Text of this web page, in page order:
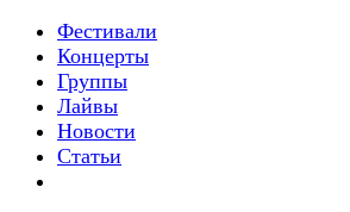
Фестивали
Концерты
Группы
Лайвы
Новости
Статьи